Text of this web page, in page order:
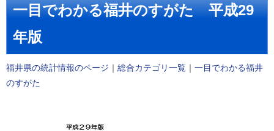
一目でわかる福井のすがた 平成29
年版
福井県の統計情報のページ ｜ 総合カテゴリ一覧 ｜ 一目でわかる福井
のすがた